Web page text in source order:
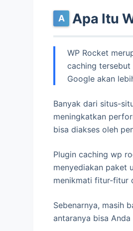
Apa Itu
WP Rocket
caching tersebut
Google akan
Banyak dari situs-
meningkatkan
bisa diakses oleh
Plugin caching wp
menyediakan paket
menikmati fitur-fitur
Sebenarnya, masih
antaranya bisa